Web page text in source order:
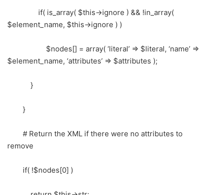
if( is_array( $this->ignore ) && !in_array(
$element_name, $this->ignore ) )
$nodes[] = array( ‘literal’ => $literal, ‘name’ =>
$element_name, ‘attributes’ => $attributes );
}
}
# Return the XML if there were no attributes to
remove
if( !$nodes[0] )